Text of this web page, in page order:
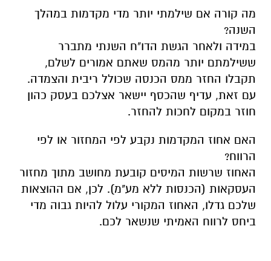
מה קורה אם שילמתי יותר מדי מקדמות במהלך
השנה?
במידה ולאחר הגשת הדו"ח השנתי מתברר
ששילמתם יותר מהמס שאתם אמורים לשלם,
תקבלו החזר ממס הכנסה שכולל ריבית והצמדה.
עם זאת, עדיף שהכסף יישאר אצלכם בעסק כהון
חוזר במקום לחכות להחזר.
האם אחוז המקדמות נקבע לפי המחזור או לפי
הרווח?
האחוז שרשות המיסים קובעת מחושב מתוך מחזור
העסקאות (הכנסות ללא מע"מ). לכן, אם ההוצאות
שלכם גדלו, האחוז המקורי עלול להיות גבוה מדי
ביחס לרווח האמיתי שנשאר לכם.